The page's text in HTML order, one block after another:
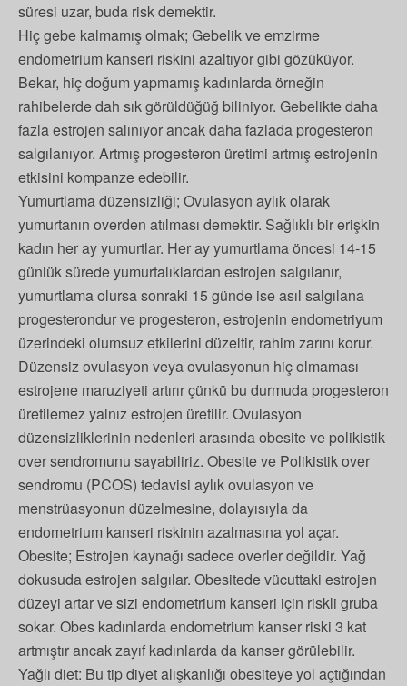
süresi uzar, buda risk demektir.
Hiç gebe kalmamış olmak; Gebelik ve emzirme
endometrium kanseri riskini azaltıyor gibi gözüküyor.
Bekar, hiç doğum yapmamış kadınlarda örneğin
rahibelerde dah sık görüldüğüğ biliniyor. Gebelikte daha
fazla estrojen salınıyor ancak daha fazlada progesteron
salgılanıyor. Artmış progesteron üretimi artmış estrojenin
etkisini kompanze edebilir.
Yumurtlama düzensizliği; Ovulasyon aylık olarak
yumurtanın overden atılması demektir. Sağlıklı bir erişkin
kadın her ay yumurtlar. Her ay yumurtlama öncesi 14-15
günlük sürede yumurtalıklardan estrojen salgılanır,
yumurtlama olursa sonraki 15 günde ise asıl salgılana
progesterondur ve progesteron, estrojenin endometriyum
üzerindeki olumsuz etkilerini düzeltir, rahim zarını korur.
Düzensiz ovulasyon veya ovulasyonun hiç olmaması
estrojene maruziyeti artırır çünkü bu durmuda progesteron
üretilemez yalnız estrojen üretilir. Ovulasyon
düzensizliklerinin nedenleri arasında obesite ve polikistik
over sendromunu sayabiliriz. Obesite ve Polikistik over
sendromu (PCOS) tedavisi aylık ovulasyon ve
menstrüasyonun düzelmesine, dolayısıyla da
endometrium kanseri riskinin azalmasına yol açar.
Obesite; Estrojen kaynağı sadece overler değildir. Yağ
dokusuda estrojen salgılar. Obesitede vücuttaki estrojen
düzeyi artar ve sizi endometrium kanseri için riskli gruba
sokar. Obes kadınlarda endometrium kanser riski 3 kat
artmıştır ancak zayıf kadınlarda da kanser görülebilir.
Yağlı diet: Bu tip diyet alışkanlığı obesiteye yol açtığından